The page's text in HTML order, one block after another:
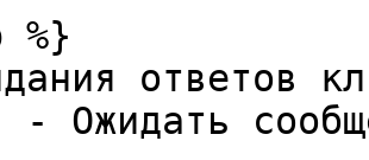
%}
ответов
- Ожидать